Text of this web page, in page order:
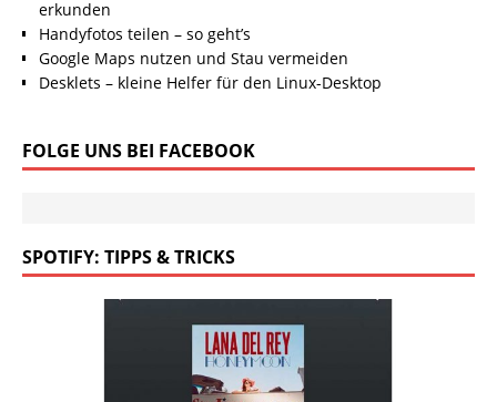
erkunden
Handyfotos teilen – so geht’s
Google Maps nutzen und Stau vermeiden
Desklets – kleine Helfer für den Linux-Desktop
FOLGE UNS BEI FACEBOOK
SPOTIFY: TIPPS & TRICKS